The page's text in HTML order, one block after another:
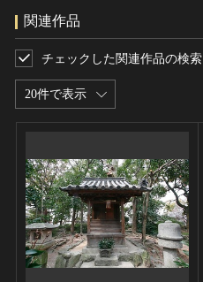
関連作品
20件で表示
チェックした関連作品の検索